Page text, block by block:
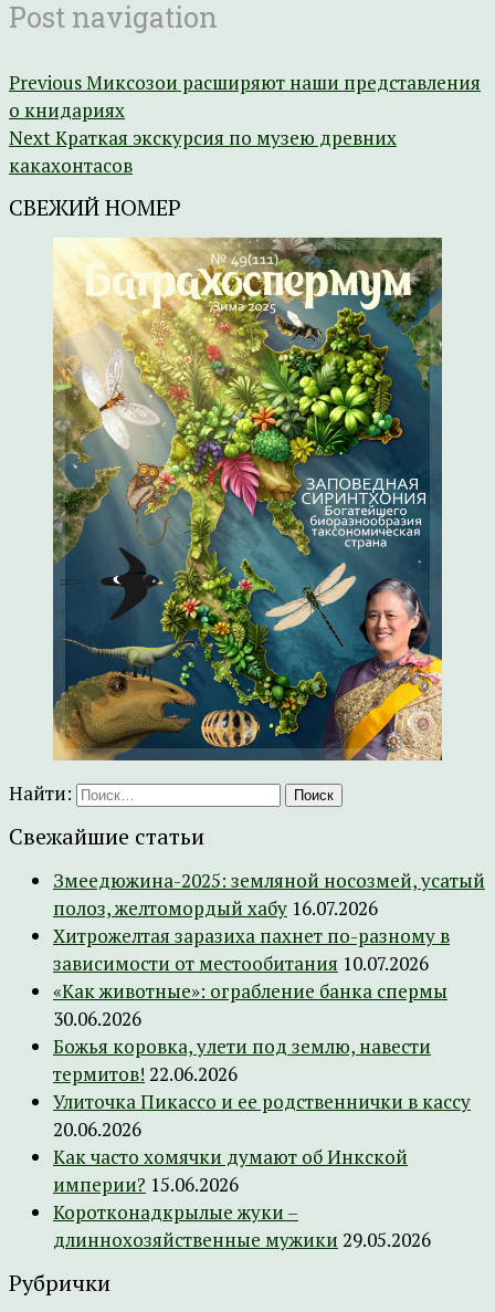
Post navigation
PreviousМиксозои расширяют наши представления
о книдариях
NextКраткая экскурсия по музею древних
какахонтасов
СВЕЖИЙ НОМЕР
Найти:
Свежайшие статьи
Змеедюжина-2025: земляной носозмей, усатый
полоз, желтомордый хабу 16.07.2026
Хитрожелтая заразиха пахнет по-разному в
зависимости от местообитания 10.07.2026
«Как животные»: ограбление банка спермы
30.06.2026
Божья коровка, улети под землю, навести
термитов! 22.06.2026
Улиточка Пикассо и ее родственнички в кассу
20.06.2026
Как часто хомячки думают об Инкской
империи? 15.06.2026
Коротконадкрылые жуки –
длиннохозяйственные мужики 29.05.2026
Рубрички